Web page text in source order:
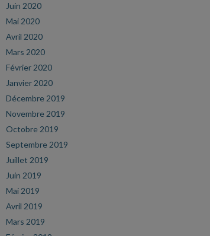
Juin 2020
Mai 2020
Avril 2020
Mars 2020
Février 2020
Janvier 2020
Décembre 2019
Novembre 2019
Octobre 2019
Septembre 2019
Juillet 2019
Juin 2019
Mai 2019
Avril 2019
Mars 2019